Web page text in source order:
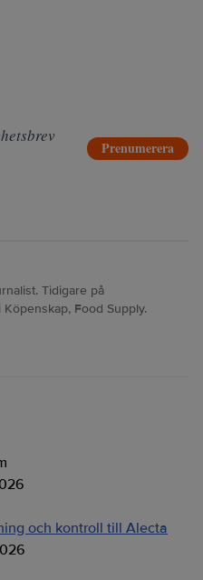
Prenumerera
Tidigare på
Food Supply.
och kontroll till Alecta